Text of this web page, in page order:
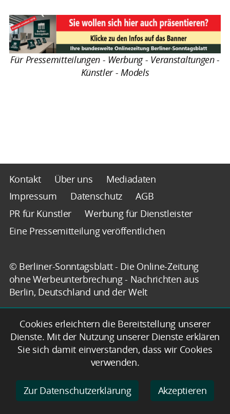
Für Pressemitteilungen - Werbung - Veranstaltungen -
Künstler - Models
Kontakt Über uns
Mediadaten
Impressum
Datenschutz
AGB
PR für Künstler
Werbung für Dienstleister
Eine Pressemitteilung veröffentlichen
© Berliner-Sonntagsblatt - Die Online-Zeitung
ohne Werbeunterbrechung - Nachrichten aus
Berlin, Deutschland und der Welt
Cookies erleichtern die Bereitstellung unserer
Dienste. Mit der Nutzung unserer Dienste erklären
Sie sich damit einverstanden, dass wir Cookies
verwenden.
Zur Datenschutzerklärung Akzeptieren